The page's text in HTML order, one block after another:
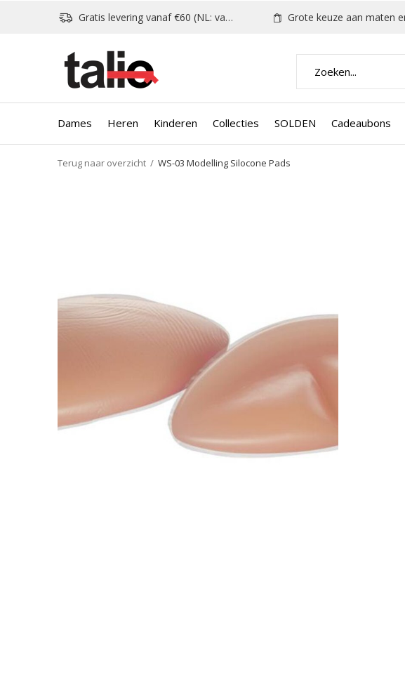
Dames Heren Kinderen Collecties SOLDEN Cadeaubons
Gratis levering vanaf €60 (NL: vanaf €80) Grote keuze aan maten en
Terug naar overzicht WS-03 Modelling Silocone Pads